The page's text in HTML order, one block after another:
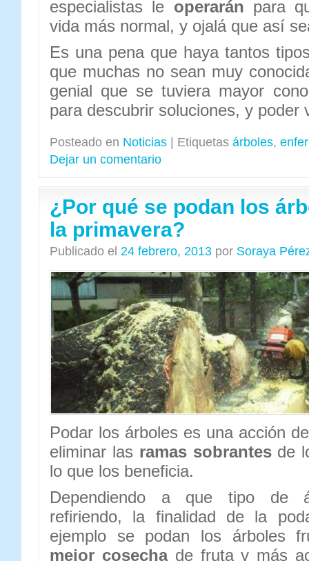
especialistas le operarán para
vida más normal, y ojalá que así
Es una pena que haya tantos
que muchas no sean muy
genial que se tuviera mayor
para descubrir soluciones, y poder
Posteado en Noticias | Etiquetas árboles,
Dejar un comentario
¿Por qué se podan los
la primavera?
Publicado el 24 febrero, 2013 por Soraya
Podar los árboles es una acción
eliminar las ramas sobrantesde
lo que los beneficia.
Dependiendo a que tipo de
refiriendo, la finalidad de la
ejemplo se podan los árboles
mejor cosechade fruta y más